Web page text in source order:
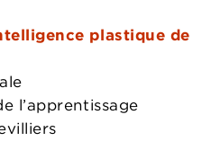
plastique de
l’apprentissage